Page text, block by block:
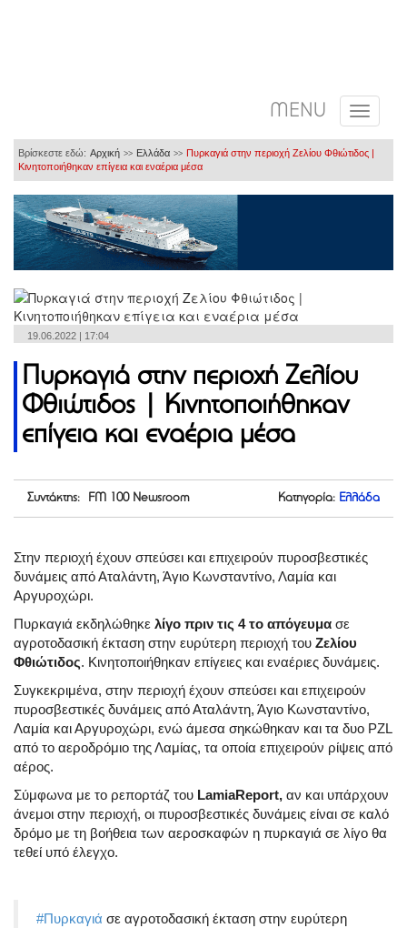
MENU
Βρίσκεστε εδώ: Αρχική >> Ελλάδα >> Πυρκαγιά στην περιοχή Ζελίου Φθιώτιδος |
Κινητοποιήθηκαν επίγεια και εναέρια μέσα
19.06.2022 | 17:04
Πυρκαγιά στην περιοχή Ζελίου
Φθιώτιδος | Κινητοποιήθηκαν
επίγεια και εναέρια μέσα
Συντάκτης: FM 100 Newsroom Κατηγορία: Ελλάδα
Στην περιοχή έχουν σπεύσει και επιχειρούν πυροσβεστικές
δυνάμεις από Αταλάντη, Άγιο Κωνσταντίνο, Λαμία και
Αργυροχώρι.
Πυρκαγιά εκδηλώθηκε λίγο πριν τις 4 το απόγευμα σε
αγροτοδασική έκταση στην ευρύτερη περιοχή του Ζελίου
Φθιώτιδος. Κινητοποιήθηκαν επίγειες και εναέριες δυνάμεις.
Συγκεκριμένα, στην περιοχή έχουν σπεύσει και επιχειρούν
πυροσβεστικές δυνάμεις από Αταλάντη, Άγιο Κωνσταντίνο,
Λαμία και Αργυροχώρι, ενώ άμεσα σηκώθηκαν και τα δυο PZL
από το αεροδρόμιο της Λαμίας, τα οποία επιχειρούν ρίψεις από
αέρος.
Σύμφωνα με το ρεπορτάζ του LamiaReport, αν και υπάρχουν
άνεμοι στην περιοχή, οι πυροσβεστικές δυνάμεις είναι σε καλό
δρόμο με τη βοήθεια των αεροσκαφών η πυρκαγιά σε λίγο θα
τεθεί υπό έλεγχο.
#Πυρκαγιά σε αγροτοδασική έκταση στην ευρύτερη